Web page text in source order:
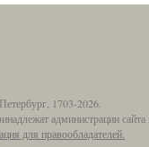
1703-2026.
администрации
для правообладателей.